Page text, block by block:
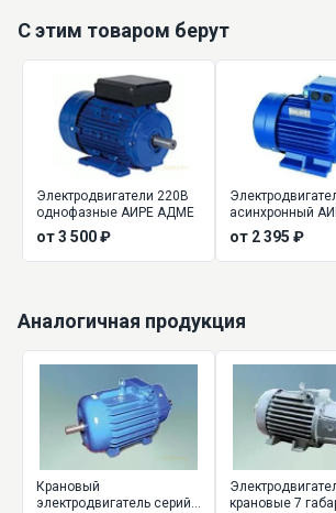
С этим товаром берут
Электродвигатели 220В
однофазные АИРЕ АДМЕ
от 3 500 ₽
асинхронный
(трехфазные)
от 2 395 ₽
Аналогичная продукция
Крановый
электродвигатель серий
крановые 7